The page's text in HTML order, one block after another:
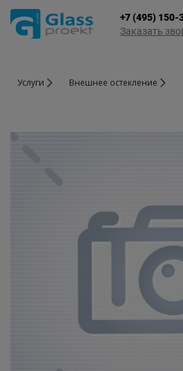
+7 (495) 150-
Заказать
Услуги Внешнее остекление